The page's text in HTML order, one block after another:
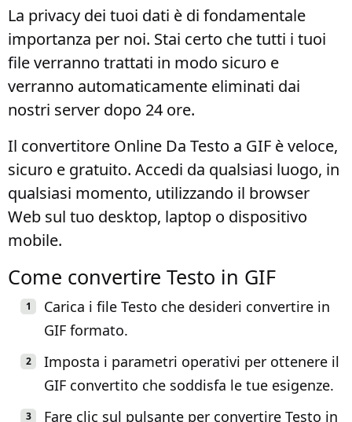
La privacy dei tuoi dati è di fondamentale
importanza per noi. Stai certo che tutti i tuoi
file verranno trattati in modo sicuro e
verranno automaticamente eliminati dai
nostri server dopo 24 ore.
Il convertitore Online Da Testo a GIF è veloce,
sicuro e gratuito. Accedi da qualsiasi luogo, in
qualsiasi momento, utilizzando il browser
Web sul tuo desktop, laptop o dispositivo
mobile.
Come convertire Testo in GIF
Carica i file Testo che desideri convertire in
GIF formato.
Imposta i parametri operativi per ottenere il
GIF convertito che soddisfa le tue esigenze.
Fare clic sul pulsante per convertire Testo in